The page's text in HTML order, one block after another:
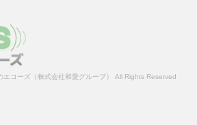
コーズ（株式会社和愛グループ） All Rights Reserved